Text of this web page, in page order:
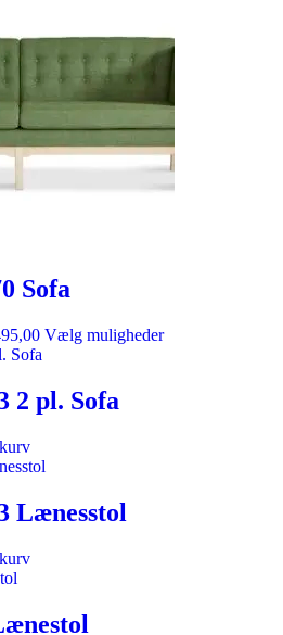
Sofa
Vælg muligheder
2 pl. Sofa
Lænesstol